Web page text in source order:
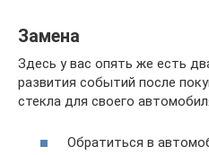
Замена
Здесь у вас опять же есть
развития событий после
стекла для своего
Обратиться в